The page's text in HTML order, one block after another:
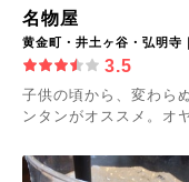
名物屋
黄金町・井土ヶ谷・弘明寺
3.5
子供の頃から、変わら
ンタンがオススメ。オ